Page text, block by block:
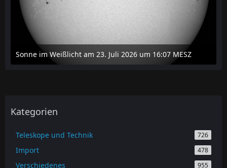
Sonne im Weißlicht am 23. Juli 2026 um 16:07 MESZ
24. Juli 2026 um 20:42
Kategorien
Teleskope und Technik 726
Import 478
Verschiedenes 955